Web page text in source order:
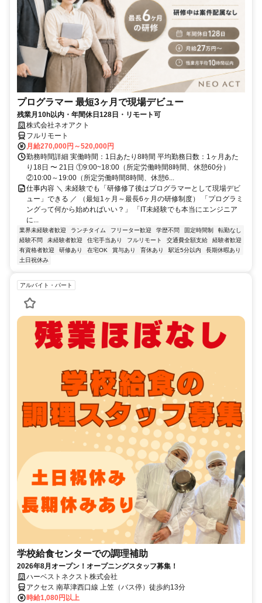
プログラマー 最短3ヶ月で現場デビュー
残業月10h以内・年間休日128日・リモート可
株式会社ネオアクト
フルリモート
月給270,000円～520,000円
勤務時間詳細 実働時間：1日あたり8時間 平均勤務日数：1ヶ月あた
り18日 〜 21日 ①9:00~18:00（所定労働時間8時間、休憩60分）
②10:00～19:00（所定労働時間8時間、休憩6...
仕事内容 ＼ 未経験でも「研修修了後はプログラマーとして現場デビ
ュー」できる ／ （最短1ヶ月～最長6ヶ月の研修制度） 「プログラミ
ングって何から始めればいい？」 「IT未経験でも本当にエンジニア
に...
業界未経験者歓迎 ランチタイム フリーター歓迎 学歴不問 固定時間制
転勤なし
経験不問
未経験者歓迎 住宅手当あり フルリモート 交通費全額支給
経験者歓迎
有資格者歓迎
研修あり 在宅OK 賞与あり 育休あり 駅近5分以内
長期休暇あり
土日祝休み
アルバイト・パート
学校給食センターでの調理補助
2026年8月オープン！オープニングスタッフ募集！
ハーベストネクスト株式会社
アクセス 南草津西口線 上笠（バス停）徒歩約13分
時給1,080円以上